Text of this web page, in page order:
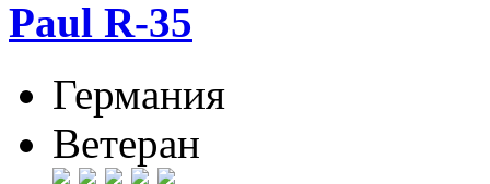
Paul R-35
Германия
Ветеран